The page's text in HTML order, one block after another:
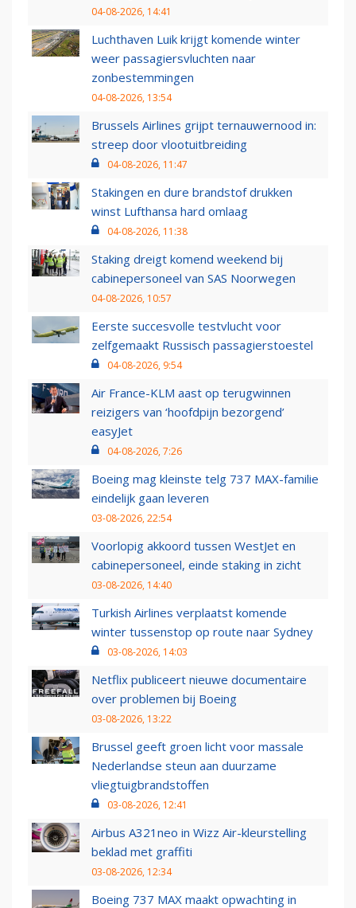
04-08-2026, 14:41
Luchthaven Luik krijgt komende winter
weer passagiersvluchten naar
zonbestemmingen
04-08-2026, 13:54
Brussels Airlines grijpt ternauwernood in:
streep door vlootuitbreiding
04-08-2026, 11:47
Stakingen en dure brandstof drukken
winst Lufthansa hard omlaag
04-08-2026, 11:38
Staking dreigt komend weekend bij
cabinepersoneel van SAS Noorwegen
04-08-2026, 10:57
Eerste succesvolle testvlucht voor
zelfgemaakt Russisch passagierstoestel
04-08-2026, 9:54
Air France-KLM aast op terugwinnen
reizigers van ‘hoofdpijn bezorgend’
easyJet
04-08-2026, 7:26
Boeing mag kleinste telg 737 MAX-familie
eindelijk gaan leveren
03-08-2026, 22:54
Voorlopig akkoord tussen WestJet en
cabinepersoneel, einde staking in zicht
03-08-2026, 14:40
Turkish Airlines verplaatst komende
winter tussenstop op route naar Sydney
03-08-2026, 14:03
Netflix publiceert nieuwe documentaire
over problemen bij Boeing
03-08-2026, 13:22
Brussel geeft groen licht voor massale
Nederlandse steun aan duurzame
vliegtuigbrandstoffen
03-08-2026, 12:41
Airbus A321neo in Wizz Air-kleurstelling
beklad met graffiti
03-08-2026, 12:34
Boeing 737 MAX maakt opwachting in